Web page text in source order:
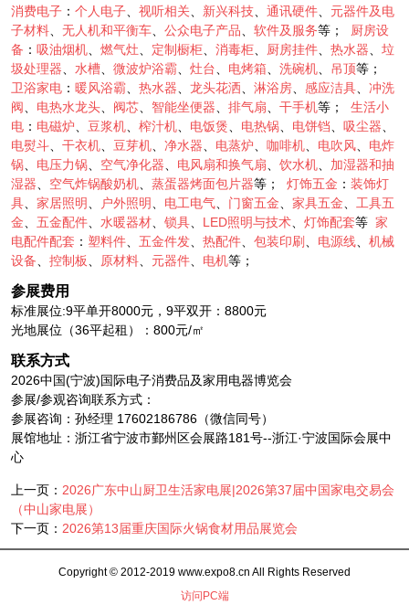
消费电子 ： 个人电子 视听相关 新兴科技 通讯硬件
元器件及电
子材料
无人机和平衡车 公众电子产品 软件及服务等；
厨房设
备 ： 吸油烟机 燃气灶 定制橱柜 消毒柜 厨房挂件 热水器
垃
圾处理器
水槽 微波炉浴霸 灶台 电烤箱 洗碗机 吊顶等；
卫浴家电 ： 暖风浴霸 热水器 龙头花洒 淋浴房 感应洁具
冲洗
阀
电热水龙头 阀芯 智能坐便器 排气扇 干手机等； 生活小
电 ： 电磁炉 豆浆机 榨汁机 电饭煲 电热锅 电饼铛 吸尘器
电熨斗
干衣机 豆芽机 净水器 电蒸炉 咖啡机 电吹风
电炸
锅
电压力锅 空气净化器 电风扇和换气扇 饮水机
加湿器和抽
湿器
空气炸锅酸奶机 蒸蛋器烤面包片器等； 灯饰五金 ： 装饰灯
具
家居照明 户外照明 电工电气 门窗五金 家具五金
工具五
金
五金配件 水暖器材 锁具 LED照明与技术 灯饰配套等 家
电配件配套 ： 塑料件 五金件发 热配件 包装印刷 电源线
机械
设备
控制板 原材料 元器件 电机等；
参展费用
标准展位:9平单开8000元，9平双开：8800元
光地展位（36平起租）：800元/㎡
联系方式
2026中国(宁波)国际电子消费品及家用电器博览会
参展/参观咨询联系方式：
参展咨询：孙经理 17602186786（微信同号）
展馆地址：浙江省宁波市鄞州区会展路181号--浙江·宁波国际会展中
心
上一页： 2026广东中山厨卫生活家电展|2026第37届中国家电交易会
（中山家电展）
下一页： 2026第13届重庆国际火锅食材用品展览会
Copyright © 2012-2019 www.expo8.cn All Rights Reserved
访问PC端